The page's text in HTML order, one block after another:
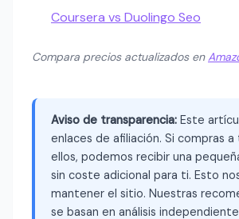
Coursera vs Duolingo Seo
Compara precios actualizados en
Aviso de transparencia: Este
enlaces de afiliación. Si compras
ellos, podemos recibir una
sin coste adicional para ti. Esto
mantener el sitio. Nuestras
se basan en análisis